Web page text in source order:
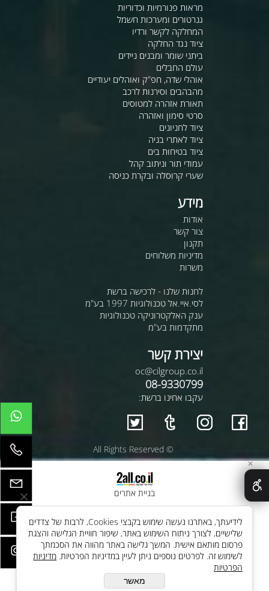
מראות פנורמיות וכדוריות
גנרטורים ומערכות חשמל
המחלקה לקשר ורדיו
ציוד נגד החלקה
ביתני שומר ומבנים ניידים
עולם החבלים
אוהלי שדה, חפ"ק ואוהלים יעודיים
מהבהבים וסירנות לרכב
תאורת אזהרה למטוסים
סרטי סימון ואזהרה
ציוד לחניונים
ציוד לאתרי בניה
ציוד בטיחות בים
עמודי תור וניתוב קהל
שערי קרוסלה ובקרת כניסה
מידע
אודות
צור קשר
תקנון
מדיניות משלוחים
משרות
לחנות שלנו - לרכישה ברשת
לסי.איי.אל טכנולוגיות 1997 בע"מ
ענק האלקטרוניקה טכנולוגיות
מתקדמות בע"מ
יצירת קשר
oc@cilgroup.co.il
08-9330799
עקבו אחינו ברשת:
© All Rights Reserved
בניית אתרים
✕
לידיעתך, באתרנו נעשה שימוש בקבצי Cookies, לרבות של צדדים
שלישיים, לצורך ניתוח השימוש באתר, שיפור חוויית הגלישה והצגת
פרסום מותאם אישית. המשך גלישה באתר מהווה את הסכמתך
לשימוש זה. לפרטים נוספים ניתן לעיין במדיניות הפרטיות. מדיניות
הפרטיות
מאשר